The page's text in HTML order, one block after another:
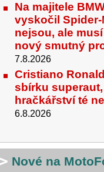
Na majitele
vyskočil Spider-
nejsou, ale
nový smutný
7.8.2026
Cristiano
sbírku
hračkářství té
6.8.2026
Nové na